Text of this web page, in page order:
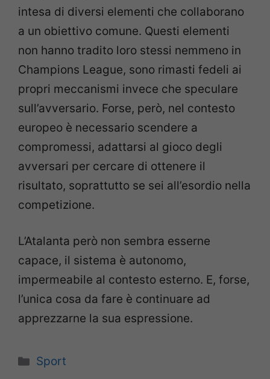
intesa di diversi elementi che collaborano
a un obiettivo comune. Questi elementi
non hanno tradito loro stessi nemmeno in
Champions League, sono rimasti fedeli ai
propri meccanismi invece che speculare
sull’avversario. Forse, però, nel contesto
europeo è necessario scendere a
compromessi, adattarsi al gioco degli
avversari per cercare di ottenere il
risultato, soprattutto se sei all’esordio nella
competizione.
L’Atalanta però non sembra esserne
capace, il sistema è autonomo,
impermeabile al contesto esterno. E, forse,
l’unica cosa da fare è continuare ad
apprezzarne la sua espressione.
Categorie
Sport